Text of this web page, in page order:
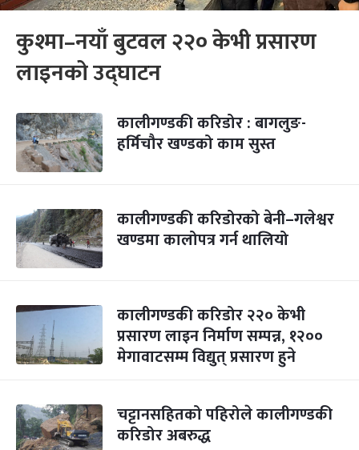
कुश्मा–नयाँ बुटवल २२० केभी प्रसारण
लाइनको उद्घाटन
कालीगण्डकी करिडोर : बागलुङ-
हर्मिचौर खण्डको काम सुस्त
कालीगण्डकी करिडोरको बेनी–गलेश्वर
खण्डमा कालोपत्र गर्न थालियो
कालीगण्डकी करिडोर २२० केभी
प्रसारण लाइन निर्माण सम्पन्न, १२००
मेगावाटसम्म विद्युत् प्रसारण हुने
चट्टानसहितको पहिरोले कालीगण्डकी
करिडोर अबरुद्ध